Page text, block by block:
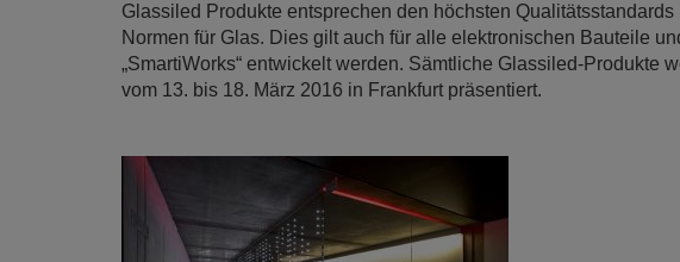
Glassiled Produkte entsprechen den höchsten
Normen für Glas. Dies gilt auch für alle elektronischen Bauteile
„SmartiWorks“ entwickelt werden. Sämtliche Glassiled-Produkte
vom 13. bis 18. März 2016 in Frankfurt präsentiert.